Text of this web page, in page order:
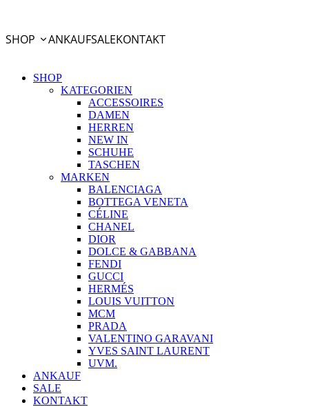
SHOP ANKAUFSALEKONTAKT
SHOP
KATEGORIEN
ACCESSOIRES
DAMEN
HERREN
NEW IN
SCHUHE
TASCHEN
MARKEN
BALENCIAGA
BOTTEGA VENETA
CÉLINE
CHANEL
DIOR
DOLCE & GABBANA
FENDI
GUCCI
HERMÉS
LOUIS VUITTON
MCM
PRADA
VALENTINO GARAVANI
YVES SAINT LAURENT
UVM.
ANKAUF
SALE
KONTAKT